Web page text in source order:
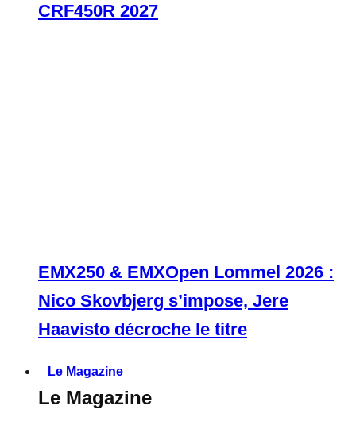
CRF450R 2027
EMX250 & EMXOpen Lommel 2026 :
Nico Skovbjerg s’impose, Jere
Haavisto décroche le titre
Le Magazine
Le Magazine